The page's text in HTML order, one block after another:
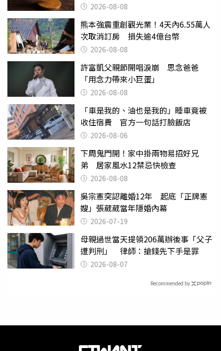
2026-08-08
熊本強震重創觀光業！4天內6.55萬人
次取消訂房 損失逾4億台幣
2026-08-08
許富凱父親節開唱淚崩 思念爸爸
「用念力帶來小巨蛋」
2026-08-08
「車是我的、油也是我的」睡車竟被
收住宿費 官方一句話打臉飯店
2026-08-06
下周鬼門開！家中掛兩物易招好兄
弟 居家風水12禁忌快檢查
2026-08-08
吳宗憲突認離婚12年 起底「正牌憲
嫂」張葳葳當年隱婚內幕
2026-07-19
母親過世當天提領206萬辦後事「父子
遭判刑」 律師：搶錢先下手是罪
2026-08-07
Recommended by